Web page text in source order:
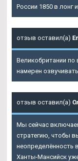
России 1850 в лонг
отзыв оставил(а)
Великобритании
намерен
отзыв оставил(а)
Мы сейчас
стратегию, чтобы
неопределённость
Ханты-Мансийск